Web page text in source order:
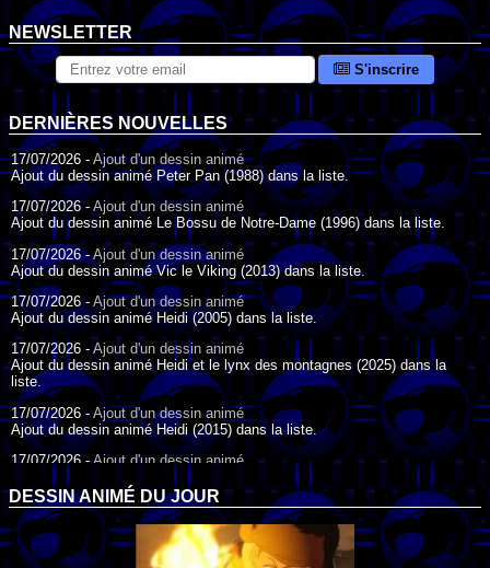
NEWSLETTER
S'inscrire
DERNIÈRES NOUVELLES
17/07/2026 - Ajout d'un dessin animé
Ajout du dessin animé Peter Pan (1988) dans la liste.
17/07/2026 -Ajout d'un dessin animé
Ajout du dessin animé Le Bossu de Notre-Dame (1996) dans la liste.
17/07/2026 -Ajout d'un dessin animé
Ajout du dessin animé Vic le Viking (2013) dans la liste.
17/07/2026 - Ajout d'un dessin animé
Ajout du dessin animé Heidi (2005) dans la liste.
17/07/2026 - Ajout d'un dessin animé
Ajout du dessin animé Heidi et le lynx des montagnes (2025) dans la
liste.
17/07/2026 - Ajout d'un dessin animé
Ajout du dessin animé Heidi (2015) dans la liste.
17/07/2026 -Ajout d'un dessin animé
09/07/2026 -Ajout d'un dessin animé
Ajout du dessin animé Genki l'Aventurier de la Chance (2006) dans la
liste.
DESSIN ANIMÉ DU JOUR